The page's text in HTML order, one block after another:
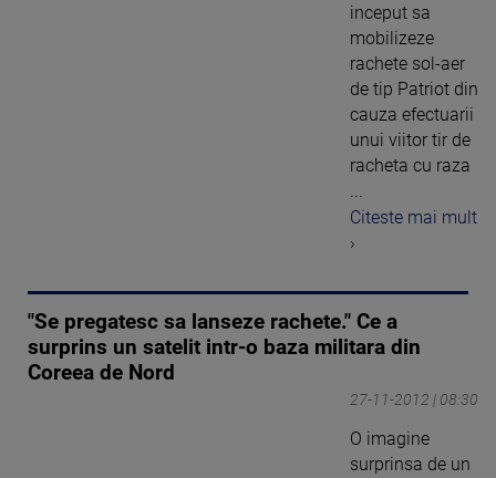
inceput sa
mobilizeze
rachete sol-aer
de tip Patriot din
cauza efectuarii
unui viitor tir de
racheta cu raza
Citeste mai mult
›
"Se pregatesc sa lanseze rachete." Ce a
surprins un satelit intr-o baza militara din
Coreea de Nord
27-11-2012 | 08:30
O imagine
surprinsa de un